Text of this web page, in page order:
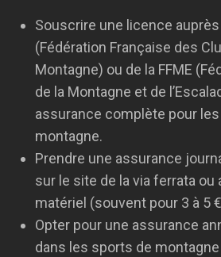
Souscrire une licence auprès
(Fédération Française des
Montagne) ou de la FFME
de la Montagne et de
assurance complète pour
montagne.
Prendre une assurance
sur le site de la via ferrata ou
matériel (souvent pour 3 à 5
Opter pour une assurance
dans les sports de montagne